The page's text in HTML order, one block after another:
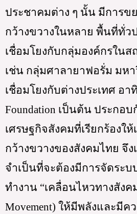
ประชาคมต่าง ๆ นั้น มีการข
กว้างขวางในหลาย พื้นที่ทั่ว
เชื่อมโยงกับกลุ่มองค์กรใน
เช่น กลุ่มศาลายาฟอรั่ม มห
เชื่อมโยงกับต่างประเทศ อาทิ
Foundation เป็นต้น ประกอ
เศรษฐกิจสังคมที่เรียกร้องใ
กว้างขวางของสังคมไทย จึง
จำเป็นที่จะต้องมีการจัดระ
ทำงาน “เคลื่อนไหวทางสังค
Movement) ให้มีพลังและมีค